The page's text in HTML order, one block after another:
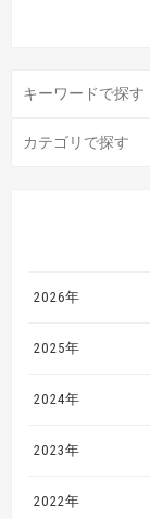
2026年
2025年
2024年
2023年
2022年